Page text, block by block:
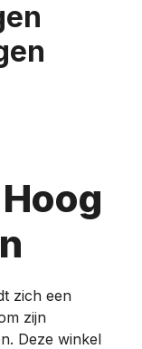
zich een
zijn
Deze winkel